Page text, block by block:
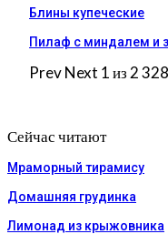
Блины купеческие
Пилаф с миндалем и
PrevNext 1 из 2 328
Сейчас читают
Мраморный тирамису
Домашняя грудинка
Лимонад из крыжовника